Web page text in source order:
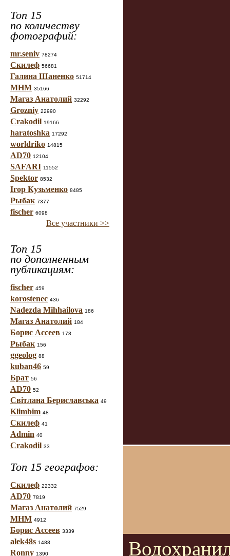
Топ 15
по количеству
фотографий:
mr.seniv 78274
Скилеф 56681
Галина Шаненко 51714
МНМ 35166
Магаз Анатолий 32292
Grozniy 22990
Crakodil 19166
haratoshka 17292
worldriko 14815
AD70 12104
SAFARI 11552
Spektor 8532
Ігор Кузьменко 8485
Рыбак 7377
fischer 6098
Все участники >>
Топ 15
по дополненным
публикациям:
fischer 459
korostenec 436
Nadezda Mihhailova 186
Магаз Анатолий 184
Борис Ассеев 178
Рыбак 156
ggeolog 88
kuban46 59
Брат 56
AD70 52
Світлана Бериславська 49
Klimbim 48
Скилеф 41
Admin 40
Crakodil 33
Топ 15 географов:
Скилеф 22332
AD70 7819
Магаз Анатолий 7529
МНМ 4912
Борис Ассеев 3339
alek48s 1488
Ronny 1390